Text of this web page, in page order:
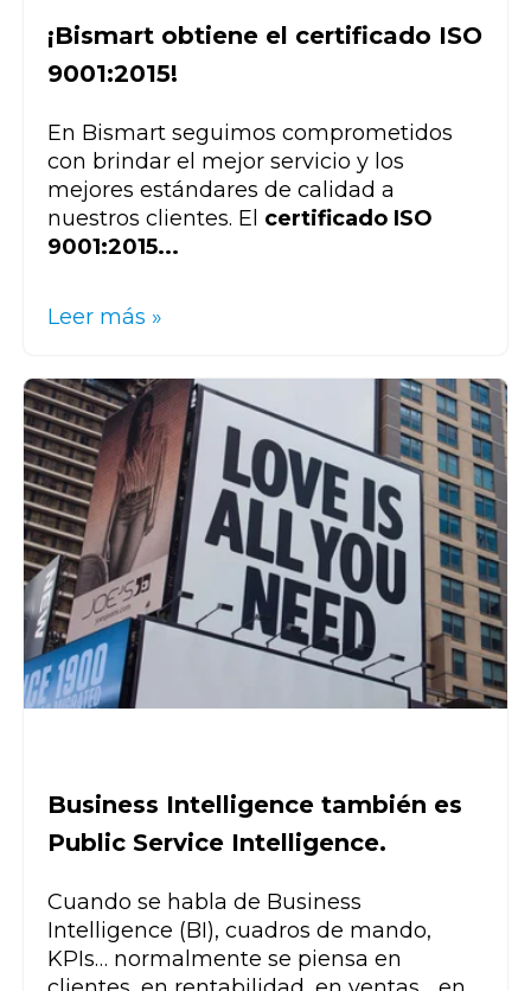
¡Bismart obtiene el certificado ISO
9001:2015!
En Bismart seguimos comprometidos
con brindar el mejor servicio y los
mejores estándares de calidad a
nuestros clientes. El certificado ISO
9001:2015...
Leer más »
Business Intelligence también es
Public Service Intelligence.
Cuando se habla de Business
Intelligence (BI), cuadros de mando,
KPIs… normalmente se piensa en